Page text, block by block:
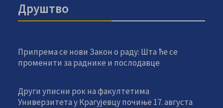
Друштво
Припрема се нови Закон о раду: Шта ће се
променити за раднике и послодавце
Други уписни рок на факултетима
Универзитета у Крагујевцу почиње 17. августа